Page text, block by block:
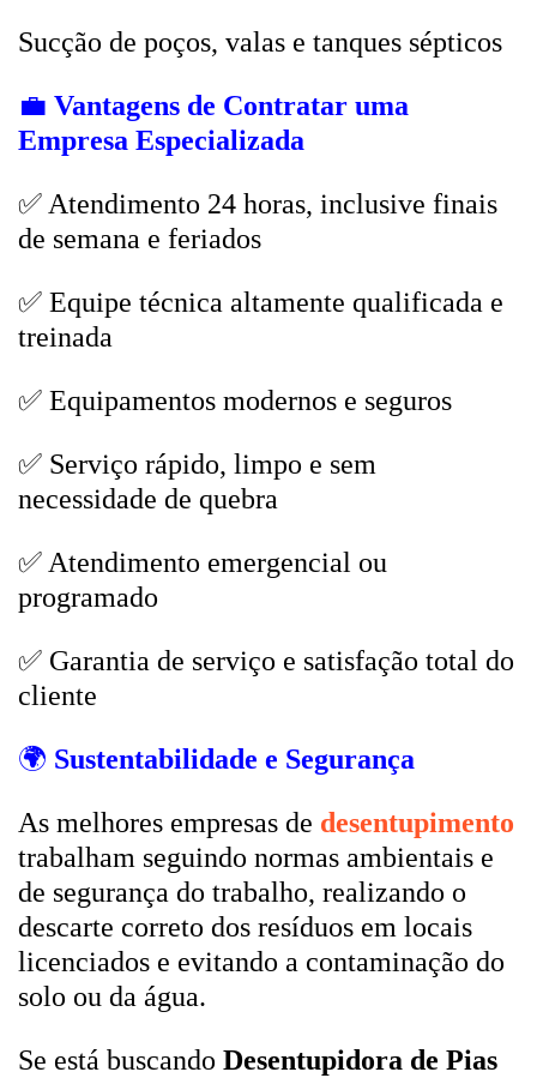
Sucção de poços, valas e tanques sépticos
💼 Vantagens de Contratar uma
Empresa Especializada
✅ Atendimento 24 horas, inclusive finais
de semana e feriados
✅ Equipe técnica altamente qualificada e
treinada
✅ Equipamentos modernos e seguros
✅ Serviço rápido, limpo e sem
necessidade de quebra
✅ Atendimento emergencial ou
programado
✅ Garantia de serviço e satisfação total do
cliente
🌍 Sustentabilidade e Segurança
As melhores empresas de desentupimento
trabalham seguindo normas ambientais e
de segurança do trabalho, realizando o
descarte correto dos resíduos em locais
licenciados e evitando a contaminação do
solo ou da água.
Se está buscando Desentupidora de Pias